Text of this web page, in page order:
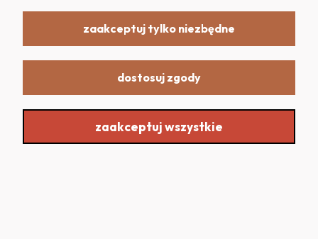
Realizacja: Dpl Agency -Szablony Shoper
Sklep internetowy Shoper.pl
zaakceptuj tylko niezbędne
dostosuj zgody
zaakceptuj wszystkie